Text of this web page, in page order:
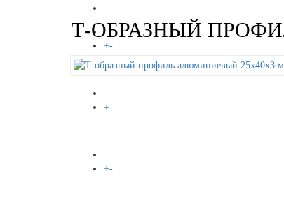
+-
НЕРЖАВЕЙКА
+-
+-
Т-ОБРАЗНЫЙ